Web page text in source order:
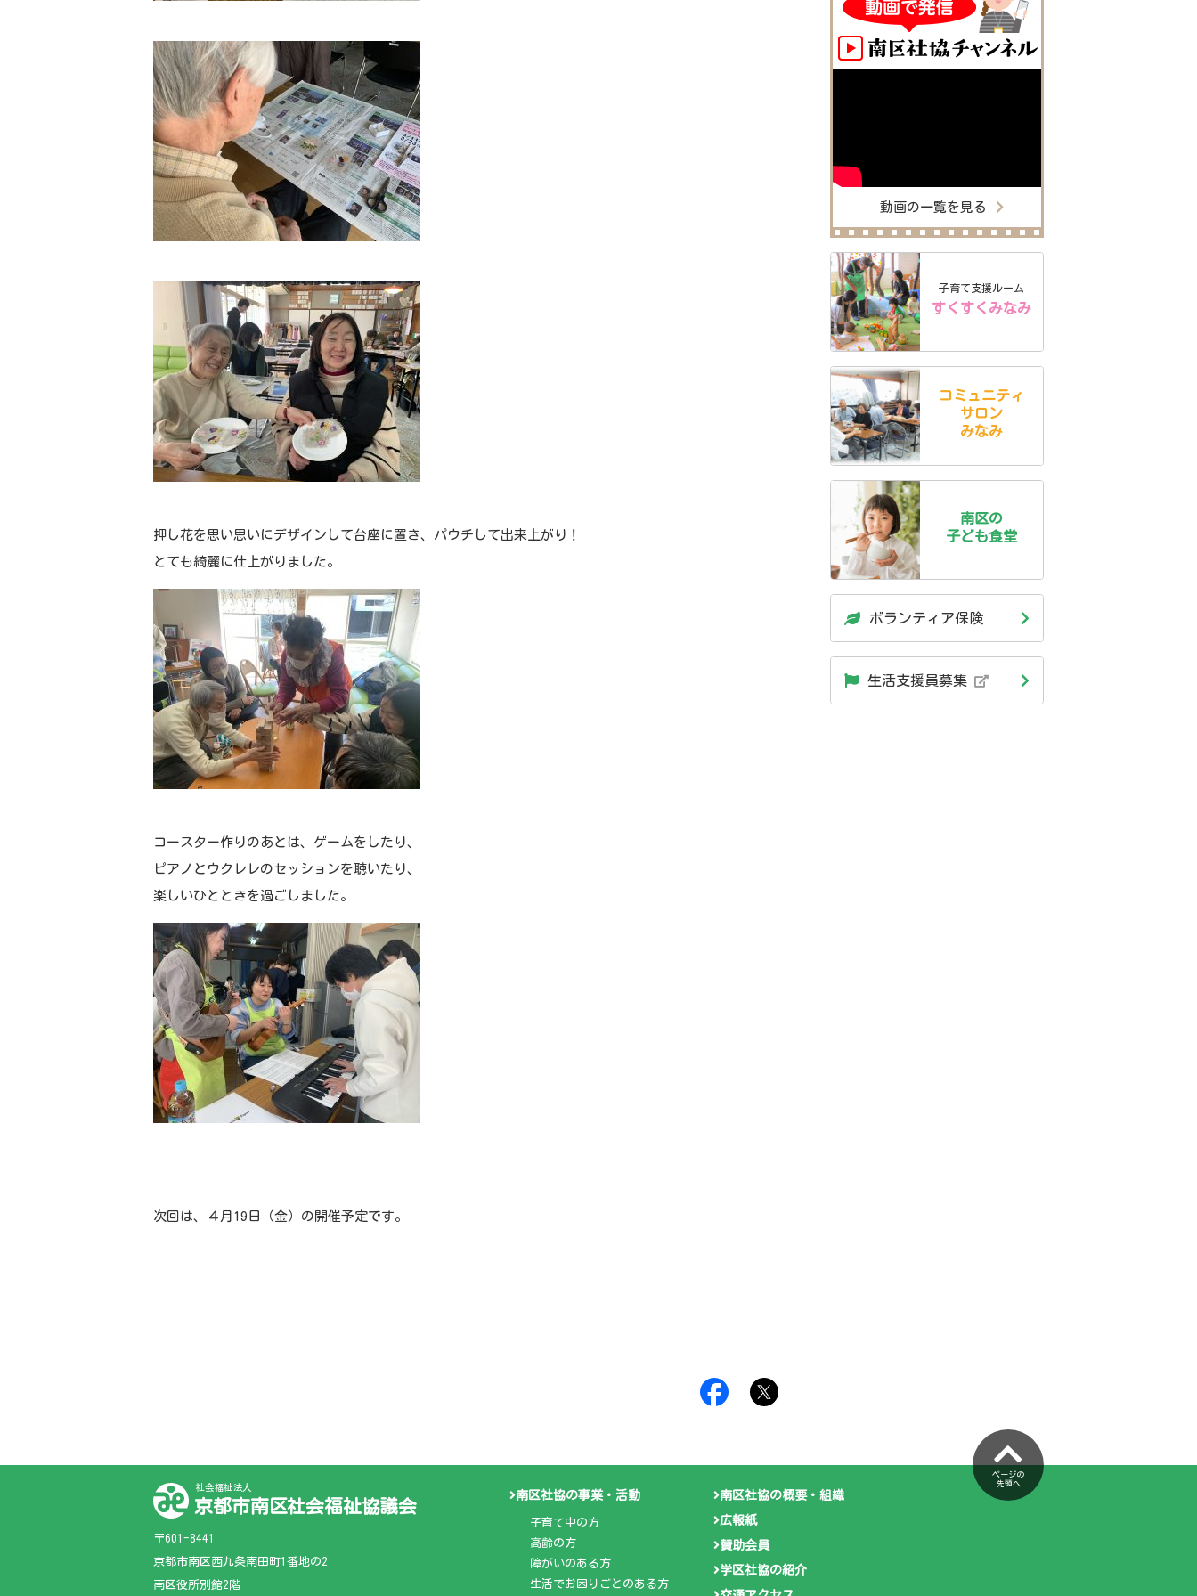
押し花を思い思いにデザインして台座に置き、パウチして出来上がり！
とても綺麗に仕上がりました。
コースター作りのあとは、ゲームをしたり、
ピアノとウクレレのセッションを聴いたり、
楽しいひとときを過ごしました。
次回は、４月19日（金）の開催予定です。
動画の一覧を見る
子育て支援ルーム
すくすくみなみ
コミュニティ
サロン
みなみ
南区の
子ども食堂
ボランティア保険
生活支援員募集
ページの
先頭へ
社会福祉法人
京都市南区社会福祉協議会
〒601-8441
京都市南区西九条南田町1番地の2
南区役所別館2階
南区社協の事業・活動
子育て中の方
高齢の方
障がいのある方
生活でお困りごとのある方
南区社協の概要・組織
広報紙
賛助会員
学区社協の紹介